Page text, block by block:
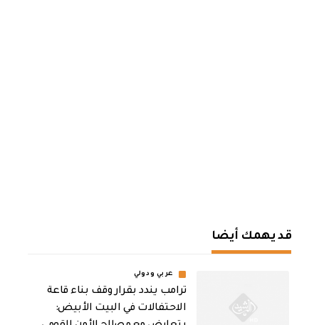
قد يهمك أيضا
عربي ودولي
ترامب يندد بقرار وقف بناء قاعة
الاحتفالات في البيت الأبيض: